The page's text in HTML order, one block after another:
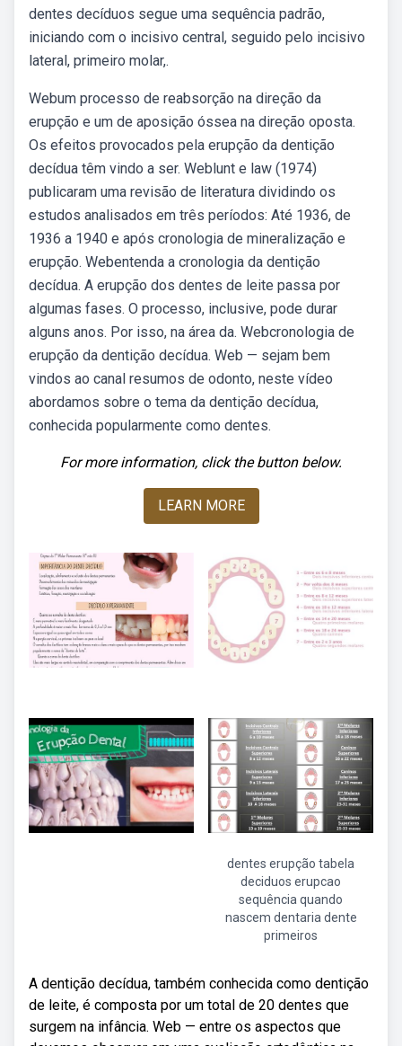
dentes decíduos segue uma sequência padrão,
iniciando com o incisivo central, seguido pelo incisivo
lateral, primeiro molar,.
Webum processo de reabsorção na direção da
erupção e um de aposição óssea na direção oposta.
Os efeitos provocados pela erupção da dentição
decídua têm vindo a ser. Weblunt e law (1974)
publicaram uma revisão de literatura dividindo os
estudos analisados em três períodos: Até 1936, de
1936 a 1940 e após cronologia de mineralização e
erupção. Webentenda a cronologia da dentição
decídua. A erupção dos dentes de leite passa por
algumas fases. O processo, inclusive, pode durar
alguns anos. Por isso, na área da. Webcronologia de
erupção da dentição decídua. Web — sejam bem
vindos ao canal resumos de odonto, neste vídeo
abordamos sobre o tema da dentição decídua,
conhecida popularmente como dentes.
For more information, click the button below.
LEARN MORE
dentes erupção tabela
deciduos erupcao
sequência quando
nascem dentaria dente
primeiros
A dentição decídua, também conhecida como dentição
de leite, é composta por um total de 20 dentes que
surgem na infância. Web — entre os aspectos que